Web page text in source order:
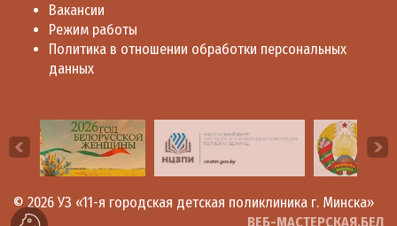
Вакансии
Режим работы
Политика в отношении обработки персональных
данных
© 2026 УЗ «11-я городская детская поликлиника г. Минска»
ВЕБ-МАСТЕРСКАЯ.БЕЛ